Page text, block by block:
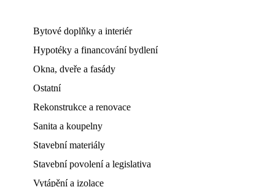
Bytové doplňky a interiér
Hypotéky a financování bydlení
Okna, dveře a fasády
Ostatní
Rekonstrukce a renovace
Sanita a koupelny
Stavební materiály
Stavební povolení a legislativa
Vytápění a izolace